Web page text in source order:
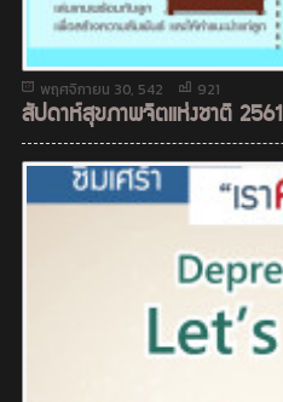
พฤศจิกายน 30, 542 921
สัปดาห์สุขภาพจิตแห่งชาติ 2561